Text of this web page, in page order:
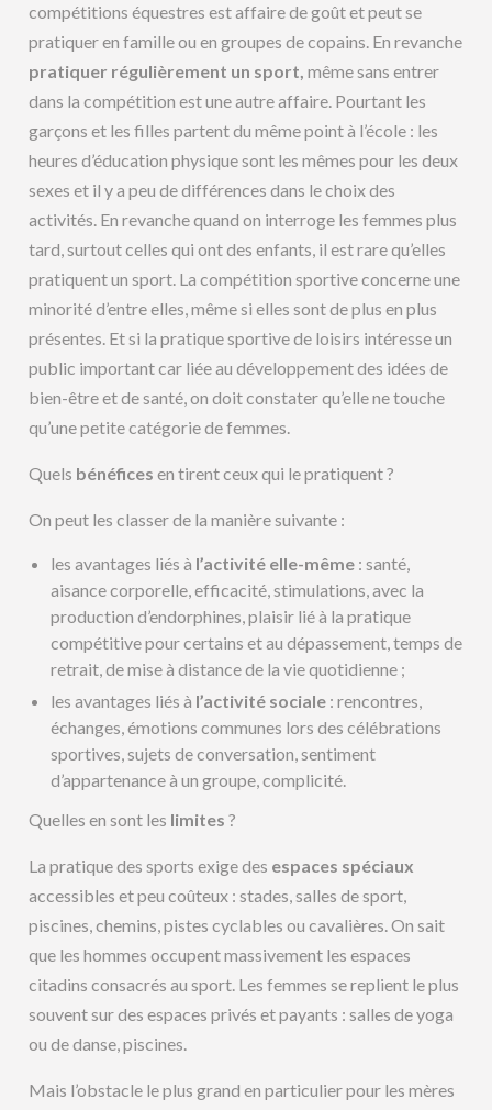
compétitions équestres est affaire de goût et peut se
pratiquer en famille ou en groupes de copains. En revanche
pratiquer régulièrement un sport, même sans entrer
dans la compétition est une autre affaire. Pourtant les
garçons et les filles partent du même point à l’école : les
heures d’éducation physique sont les mêmes pour les deux
sexes et il y a peu de différences dans le choix des
activités. En revanche quand on interroge les femmes plus
tard, surtout celles qui ont des enfants, il est rare qu’elles
pratiquent un sport. La compétition sportive concerne une
minorité d’entre elles, même si elles sont de plus en plus
présentes. Et si la pratique sportive de loisirs intéresse un
public important car liée au développement des idées de
bien-être et de santé, on doit constater qu’elle ne touche
qu’une petite catégorie de femmes.
Quels bénéfices en tirent ceux qui le pratiquent ?
On peut les classer de la manière suivante :
les avantages liés à l’activité elle-même : santé,
aisance corporelle, efficacité, stimulations, avec la
production d’endorphines, plaisir lié à la pratique
compétitive pour certains et au dépassement, temps de
retrait, de mise à distance de la vie quotidienne ;
les avantages liés à l’activité sociale : rencontres,
échanges, émotions communes lors des célébrations
sportives, sujets de conversation, sentiment
d’appartenance à un groupe, complicité.
Quelles en sont les limites ?
La pratique des sports exige des espaces spéciaux
accessibles et peu coûteux : stades, salles de sport,
piscines, chemins, pistes cyclables ou cavalières. On sait
que les hommes occupent massivement les espaces
citadins consacrés au sport. Les femmes se replient le plus
souvent sur des espaces privés et payants : salles de yoga
ou de danse, piscines.
Mais l’obstacle le plus grand en particulier pour les mères